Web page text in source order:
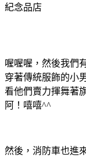
紀念品店
喔喔喔，然後我們
穿著傳統服飾的小
看他們賣力揮舞著
阿！嘻嘻^^
然後，消防車也進